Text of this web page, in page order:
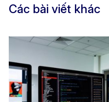
Các bài viết khác